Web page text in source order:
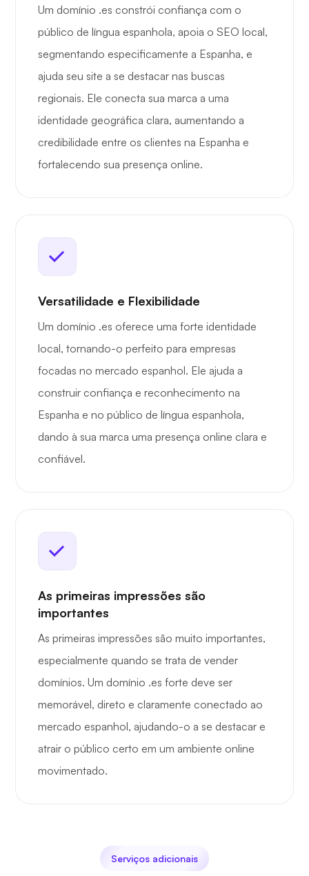
Um domínio .es constrói confiança com o
público de língua espanhola, apoia o SEO local,
segmentando especificamente a Espanha, e
ajuda seu site a se destacar nas buscas
regionais. Ele conecta sua marca a uma
identidade geográfica clara, aumentando a
credibilidade entre os clientes na Espanha e
fortalecendo sua presença online.
Versatilidade e Flexibilidade
Um domínio .es oferece uma forte identidade
local, tornando-o perfeito para empresas
focadas no mercado espanhol. Ele ajuda a
construir confiança e reconhecimento na
Espanha e no público de língua espanhola,
dando à sua marca uma presença online clara e
confiável.
As primeiras impressões são
importantes
As primeiras impressões são muito importantes,
especialmente quando se trata de vender
domínios. Um domínio .es forte deve ser
memorável, direto e claramente conectado ao
mercado espanhol, ajudando-o a se destacar e
atrair o público certo em um ambiente online
movimentado.
Serviços adicionais